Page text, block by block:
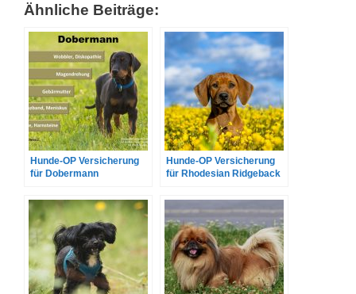
Ähnliche Beiträge:
Hunde-OP Versicherung
für Dobermann
Hunde-OP Versicherung
für Rhodesian Ridgeback